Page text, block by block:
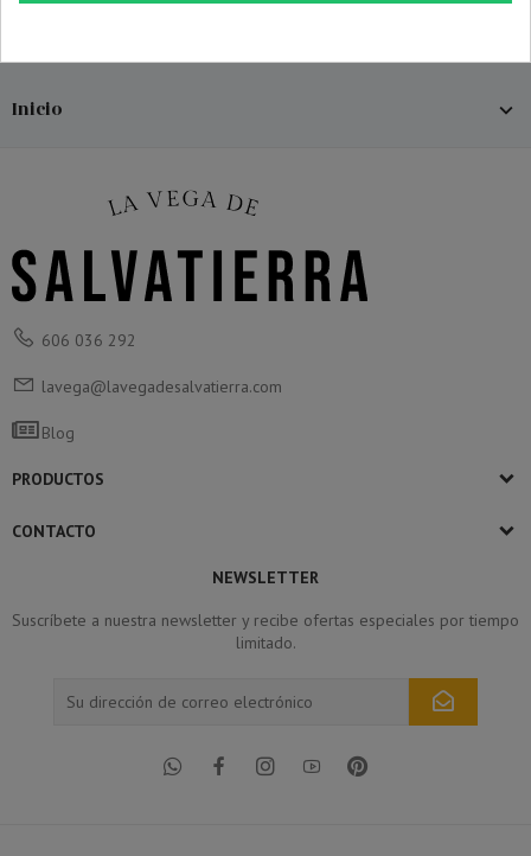
Inicio
606 036 292
lavega@lavegadesalvatierra.com
Blog
PRODUCTOS
CONTACTO
NEWSLETTER
Suscríbete a nuestra newsletter y recibe ofertas especiales por tiempo
limitado.